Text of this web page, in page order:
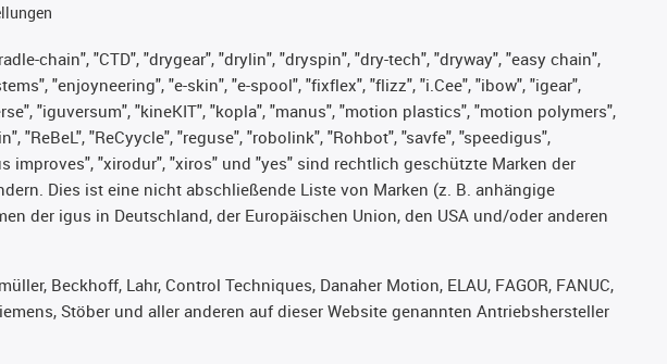
chain", "CTD", "drygear", "drylin", "dryspin", "dry-tech", "dryway", "easy chain",
"enjoyneering", "e-skin", "e-spool", "fixflex", "flizz", "i.Cee", "ibow", "igear",
"iguversum", "kineKIT", "kopla", "manus", "motion plastics", "motion polymers",
"ReBeL", "ReCyycle", "reguse", "robolink", "Rohbot", "savfe", "speedigus",
improves", "xirodur", "xiros" und "yes" sind rechtlich geschützte Marken der
Dies ist eine nicht abschließende Liste von Marken (z. B. anhängige
der igus in Deutschland, der Europäischen Union, den USA und/oder anderen
Beckhoff, Lahr, Control Techniques, Danaher Motion, ELAU, FAGOR, FANUC,
Stöber und aller anderen auf dieser Website genannten Antriebshersteller